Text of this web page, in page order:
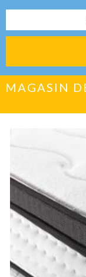
MAGASIN